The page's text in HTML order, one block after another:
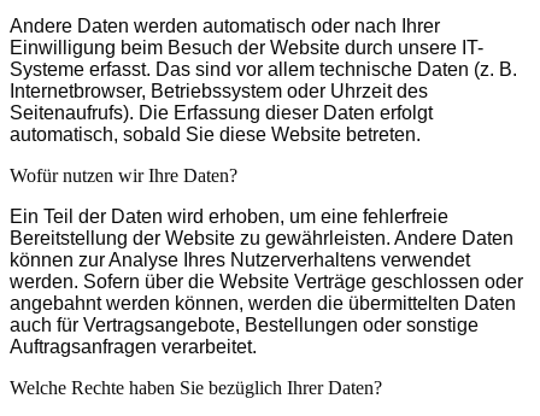
Andere Daten werden automatisch oder nach Ihrer
Einwilligung beim Besuch der Website durch unsere IT-
Systeme erfasst. Das sind vor allem technische Daten (z. B.
Internetbrowser, Betriebssystem oder Uhrzeit des
Seitenaufrufs). Die Erfassung dieser Daten erfolgt
automatisch, sobald Sie diese Website betreten.
Wofür nutzen wir Ihre Daten?
Ein Teil der Daten wird erhoben, um eine fehlerfreie
Bereitstellung der Website zu gewährleisten. Andere Daten
können zur Analyse Ihres Nutzerverhaltens verwendet
werden. Sofern über die Website Verträge geschlossen oder
angebahnt werden können, werden die übermittelten Daten
auch für Vertragsangebote, Bestellungen oder sonstige
Auftragsanfragen verarbeitet.
Welche Rechte haben Sie bezüglich Ihrer Daten?